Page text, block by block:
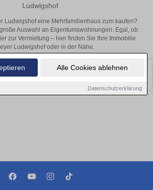
Alle Cookies ablehnen
Datenschutzerklärung
Ludwigshof
Ludwigshof eine Mehrfamilienhaus zum kaufen?
Auswahl an Eigentumswohnungen. Egal, ob
zur Vermietung – hier finden Sie Ihre Immobilie
Ludwigshof oder in der Nähe.
keine passenden Objekte finden. Schauen Sie